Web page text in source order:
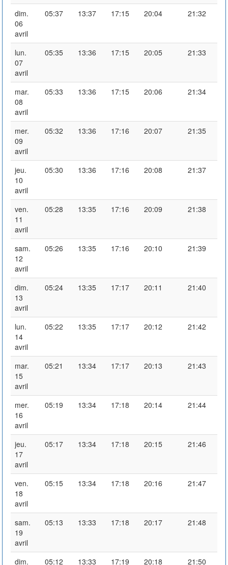
dim.
06
avril
05:37 13:37 17:15 20:04 21:32
lun.
07
avril
05:35 13:36 17:15 20:05 21:33
mar.
08
avril
05:33 13:36 17:15 20:06 21:34
mer.
09
avril
05:32 13:36 17:16 20:07 21:35
jeu.
10
avril
05:30 13:36 17:16 20:08 21:37
ven.
11
avril
05:28 13:35 17:16 20:09 21:38
sam.
12
avril
05:26 13:35 17:16 20:10 21:39
dim.
13
avril
05:24 13:35 17:17 20:11 21:40
lun.
14
avril
05:22 13:35 17:17 20:12 21:42
mar.
15
avril
05:21 13:34 17:17 20:13 21:43
mer.
16
avril
05:19 13:34 17:18 20:14 21:44
jeu.
17
avril
05:17 13:34 17:18 20:15 21:46
ven.
18
avril
05:15 13:34 17:18 20:16 21:47
sam.
19
avril
05:13 13:33 17:18 20:17 21:48
dim. 05:12 13:33 17:19 20:18 21:50